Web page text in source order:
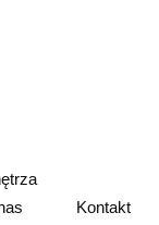
Kontakt